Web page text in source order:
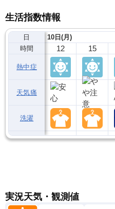
生活指数情報
日
時間
熱中症
天気痛
洗濯
10日(月)
12 15
実況天気・観測値